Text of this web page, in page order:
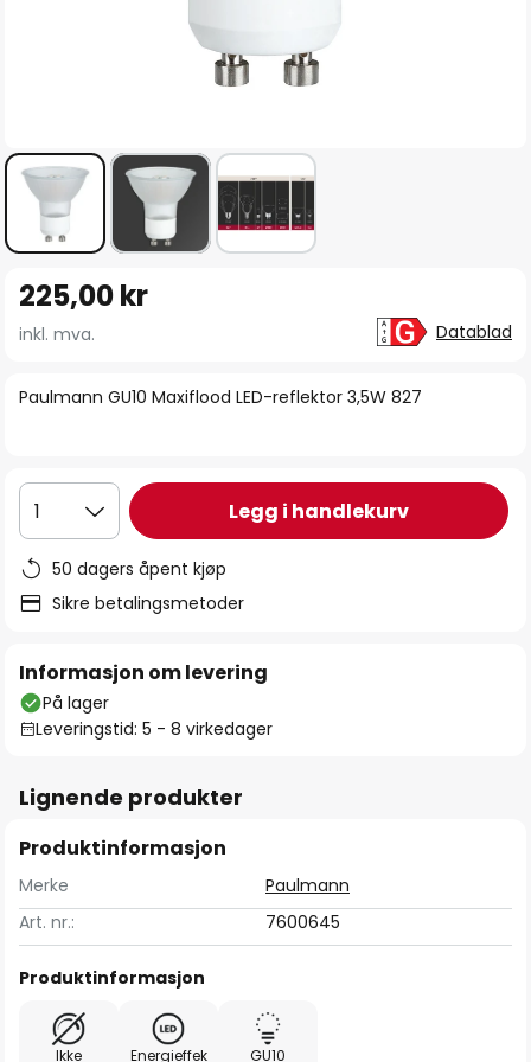
begynnelsen
bildegalleri
Paulmann GU10 Maxiflood LED-reflektor 3,5W 827
225,00 kr
inkl. mva. Datablad
1 Legg i handlekurv
50 dagers åpent kjøp
Sikre betalingsmetoder
Informasjon om levering
På lager
Leveringstid: 5 - 8 virkedager
Lignende produkter
Produktinformasjon
Merke
Paulmann
Art. nr.:
7600645
Produktinformasjon
Ikke Energieffek GU10